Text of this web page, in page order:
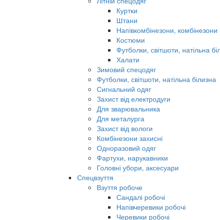
Куртки
Штани
Напівкомбінезони, комбінезони
Костюми
Футболки, світшоти, натільна
Халати
Зимовий спецодяг
Футболки, світшоти, натільна білизна
Сигнальний одяг
Захист від електродуги
Для зварювальника
Для металурга
Захист від вологи
Комбінезони захисні
Одноразовий одяг
Фартухи, нарукавники
Головні убори, аксесуари
Спецвзуття
Взуття робоче
Сандалі робочі
Напівчеревики робочі
Черевики робочі